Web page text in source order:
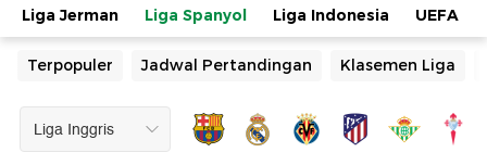
Liga Jerman Liga Spanyol Liga Indonesia UEFA
Terpopuler Jadwal Pertandingan Klasemen Liga